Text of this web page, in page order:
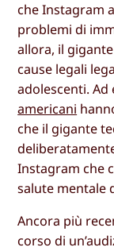
che Instagram
problemi di
allora, il
cause legali
adolescenti.
americani
che il gigante
Instagram che
salute mentale
Ancora più
corso di